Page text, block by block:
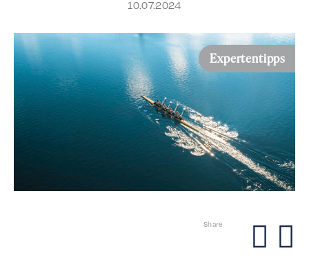
10.07.2024
Expertentipps
Share